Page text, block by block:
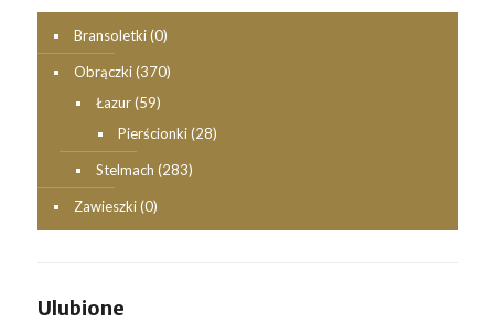
Bransoletki (0)
Obrączki (370)
Łazur (59)
Pierścionki (28)
Stelmach (283)
Zawieszki (0)
Ulubione